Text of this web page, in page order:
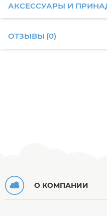
АКСЕССУАРЫ И
ОТЗЫВЫ (0)
О КОМПАНИИ